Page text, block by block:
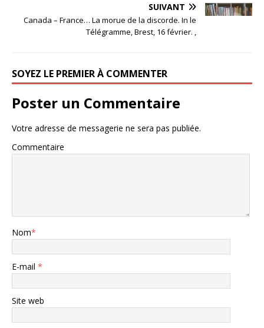
SUIVANT
Canada – France… La morue de la discorde. In le
Télégramme, Brest, 16 février. ,
SOYEZ LE PREMIER À COMMENTER
Poster un Commentaire
Votre adresse de messagerie ne sera pas publiée.
Commentaire
Nom*
E-mail *
Site web